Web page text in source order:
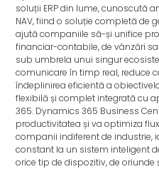
soluții ERP din lume, cunoscută
NAV, fiind o soluție completă de
ajută companiile să-și unifice
financiar-contabile, de vânzări
sub umbrela unui singur
comunicare în timp real, reduce
îndeplinirea eficientă a
flexibilă și complet integrată cu
365. Dynamics 365 Business
productivitatea și va optimiza
companii indiferent de industrie,
constant la un sistem inteligent
orice tip de dispozitiv, de oriunde